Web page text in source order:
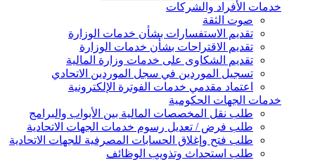
خدمات الأفراد والشركات
صوت الثقة
تقديم الاستفسارات بشأن خدمات الوزارة
تقديم الاقتراحات بشأن خدمات الوزارة
تقديم الشكاوى على خدمات وزارة المالية
تسجيل الموردين في سجل الموردين الاتحادي
اعتماد مقدمي خدمات الفوترة الإلكترونية
خدمات الجهات الحكومية
طلب نقل المخصصات المالية بين الأبواب والبرامج
طلب فرض / تعديل رسوم خدمات الجهات الاتحادية
طلب فتح وإغلاق الحسابات المصرفية للجهات الاتحادية
طلب استحداث وتذويب الوظائف